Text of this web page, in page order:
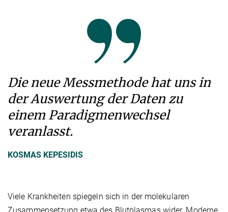
Die neue Messmethode hat uns in
der Auswertung der Daten zu
einem Paradigmenwechsel
veranlasst.
KOSMAS KEPESIDIS
Viele Krankheiten spiegeln sich in der molekularen